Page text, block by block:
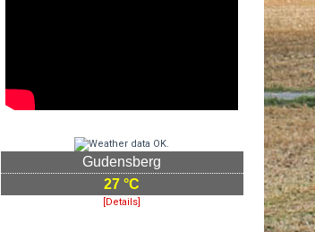
Gudensberg
27 °C
[Details]